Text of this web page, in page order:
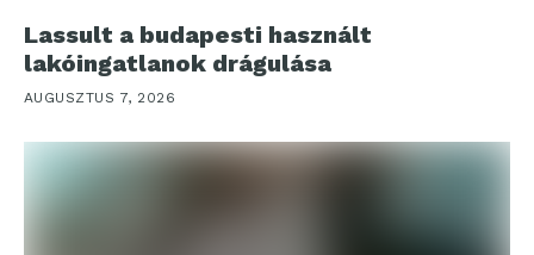
Lassult a budapesti használt
lakóingatlanok drágulása
AUGUSZTUS 7, 2026